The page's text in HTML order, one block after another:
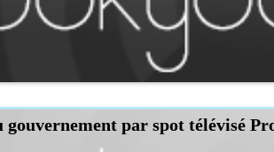
gouvernement par spot télévisé